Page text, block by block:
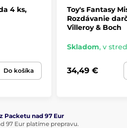
4 ks,
Do košíka
Toy's Fantasy
Rozdávanie
Villeroy & Boch
Skladom, v
34,49 €
Packetu nad 97 Eur
97 Eur platíme prepravu.